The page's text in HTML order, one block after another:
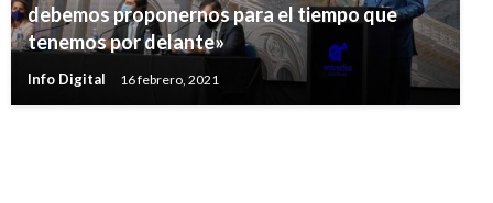
debemos proponernos para el tiempo que
tenemos por delante»
Info Digital 16 febrero, 2021